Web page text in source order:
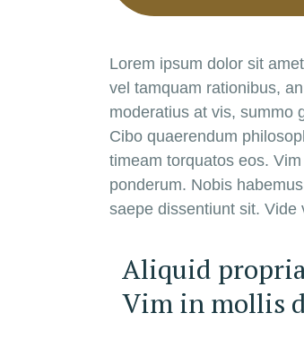
Lorem ipsum dolor sit
vel tamquam rationibus,
moderatius at vis, summo
Cibo quaerendum
timeam torquatos eos.
ponderum. Nobis
saepe dissentiunt sit. Vide
Aliquid
Vim in mollis